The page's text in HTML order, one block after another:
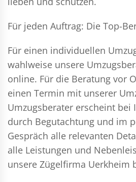
Für jeden Auftrag: Die Top-
Für einen individuellen
wahlweise unsere
online. Für die Beratung vor
einen Termin mit unserer
Umzugsberater erscheint bei
durch Begutachtung und im
Gespräch alle relevanten
alle Leistungen und
unsere Zügelfirma Uerkheim